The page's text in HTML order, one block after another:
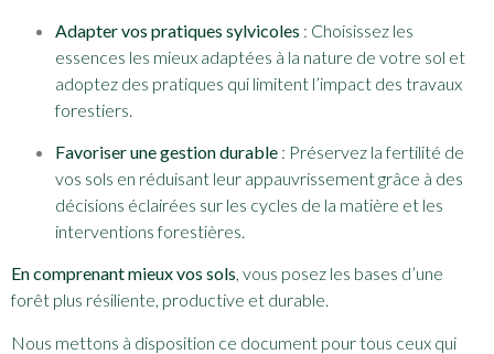
Adapter vos pratiques sylvicoles : Choisissez les
essences les mieux adaptées à la nature de votre sol et
adoptez des pratiques qui limitent l’impact des travaux
forestiers.
Favoriser une gestion durable : Préservez la fertilité de
vos sols en réduisant leur appauvrissement grâce à des
décisions éclairées sur les cycles de la matière et les
interventions forestières.
En comprenant mieux vos sols, vous posez les bases d’une
forêt plus résiliente, productive et durable.
Nous mettons à disposition ce document pour tous ceux qui